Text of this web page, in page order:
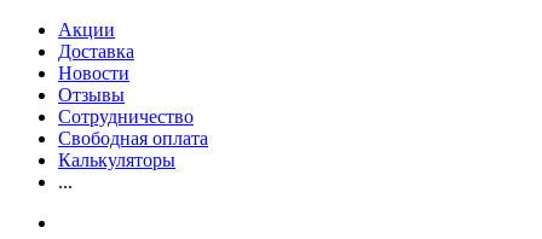
Акции
Доставка
Новости
Отзывы
Сотрудничество
Свободная оплата
Калькуляторы
...